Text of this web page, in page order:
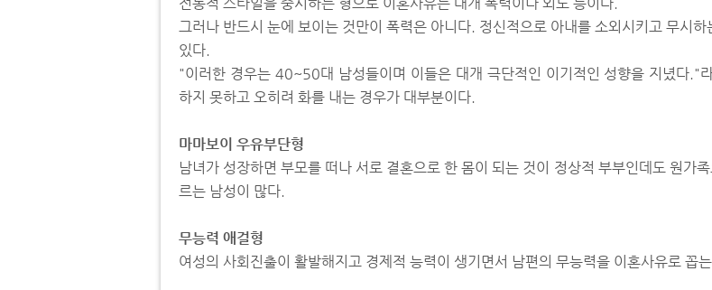
그러나 반드시 눈에 보이는 것만이 폭력은 아니다. 정신적으로 아내를 소외시키고 무시
있다.
"이러한 경우는 40~50대 남성들이며 이들은 대개 극단적인 이기적인 성향을 지녔다."
하지 못하고 오히려 화를 내는 경우가 대부분이다.
마마보이 우유부단형
남녀가 성장하면 부모를 떠나 서로 결혼으로 한 몸이 되는 것이 정상적 부부인데도 원가
르는 남성이 많다.
무능력 애걸형
여성의 사회진출이 활발해지고 경제적 능력이 생기면서 남편의 무능력을 이혼사유로 꼽